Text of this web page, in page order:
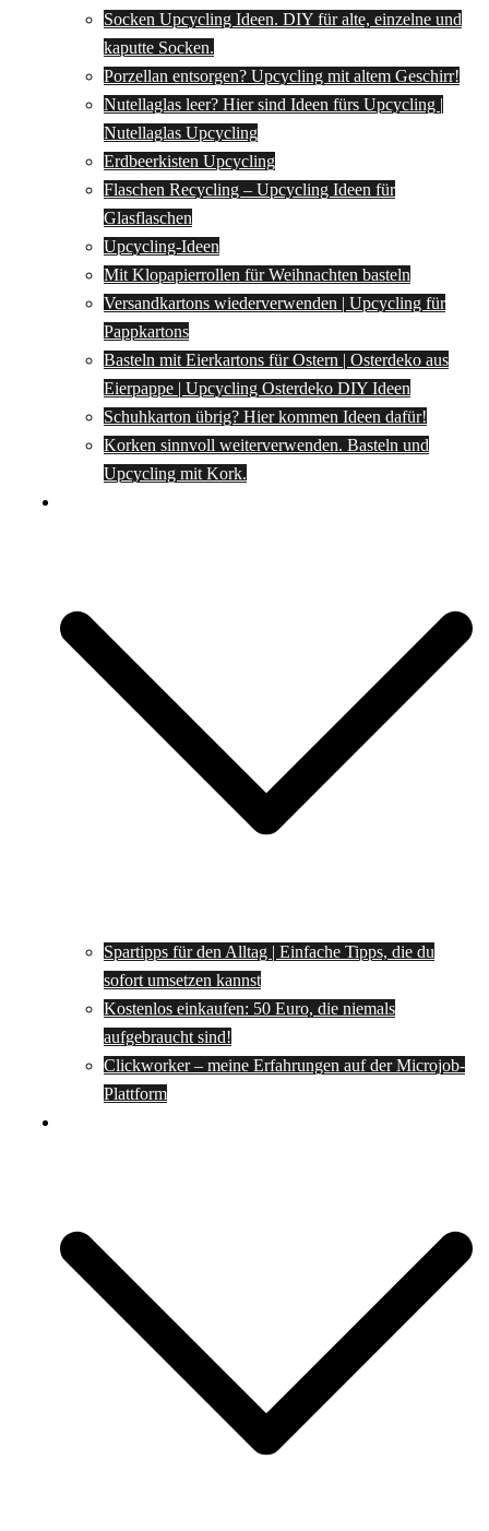
Socken Upcycling Ideen. DIY für alte, einzelne und
kaputte Socken.
Porzellan entsorgen? Upcycling mit altem Geschirr!
Nutellaglas leer? Hier sind Ideen fürs Upcycling |
Nutellaglas Upcycling
Erdbeerkisten Upcycling
Flaschen Recycling – Upcycling Ideen für
Glasflaschen
Upcycling-Ideen
Mit Klopapierrollen für Weihnachten basteln
Versandkartons wiederverwenden | Upcycling für
Pappkartons
Basteln mit Eierkartons für Ostern | Osterdeko aus
Eierpappe | Upcycling Osterdeko DIY Ideen
Schuhkarton übrig? Hier kommen Ideen dafür!
Korken sinnvoll weiterverwenden. Basteln und
Upcycling mit Kork.
Spartipps für den Alltag | Einfache Tipps, die du
sofort umsetzen kannst
Kostenlos einkaufen: 50 Euro, die niemals
aufgebraucht sind!
Clickworker – meine Erfahrungen auf der Microjob-
Plattform